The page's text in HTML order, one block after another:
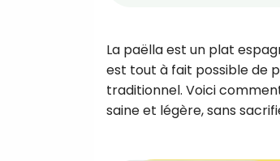
La paëlla est un plat
est tout à fait possible de
traditionnel. Voici
saine et légère, sans